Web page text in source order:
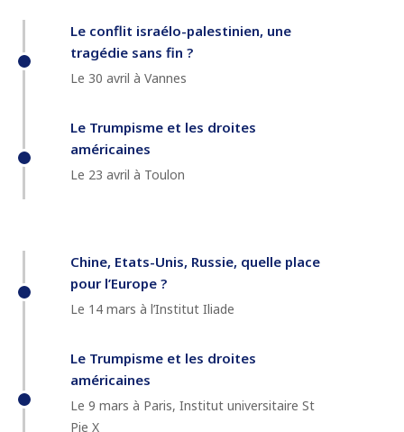
Le conflit israélo-palestinien, une
tragédie sans fin ?
Le 30 avril à Vannes
Le Trumpisme et les droites
américaines
Le 23 avril à Toulon
Chine, Etats-Unis, Russie, quelle place
pour l’Europe ?
Le 14 mars à l’Institut Iliade
Le Trumpisme et les droites
américaines
Le 9 mars à Paris, Institut universitaire St
Pie X